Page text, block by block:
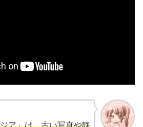
ア」は、古い写真や静